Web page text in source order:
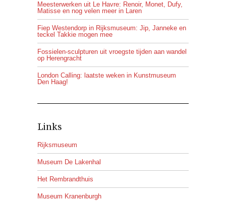
Meesterwerken uit Le Havre: Renoir, Monet, Dufy,
Matisse en nog velen meer in Laren
Fiep Westendorp in Rijksmuseum: Jip, Janneke en
teckel Takkie mogen mee
Fossielen-sculpturen uit vroegste tijden aan wandel
op Herengracht
London Calling: laatste weken in Kunstmuseum
Den Haag!
Links
Rijksmuseum
Museum De Lakenhal
Het Rembrandthuis
Museum Kranenburgh